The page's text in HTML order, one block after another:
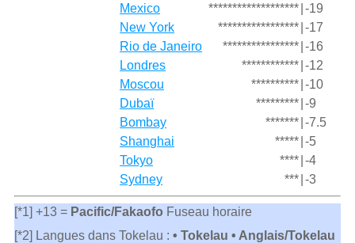
Mexico
******************* -19
New York
***************** -17
Rio de Janeiro
**************** -16
Londres
************ -12
Moscou
********** -10
Dubaï
********* -9
Bombay
******* -7.5
Shanghai
***** -5
Tokyo
**** -4
Sydney
*** -3
[*1] +13 = Pacific/Fakaofo Fuseau horaire
[*2] Langues dans Tokelau : • Tokelau • Anglais/Tokelau